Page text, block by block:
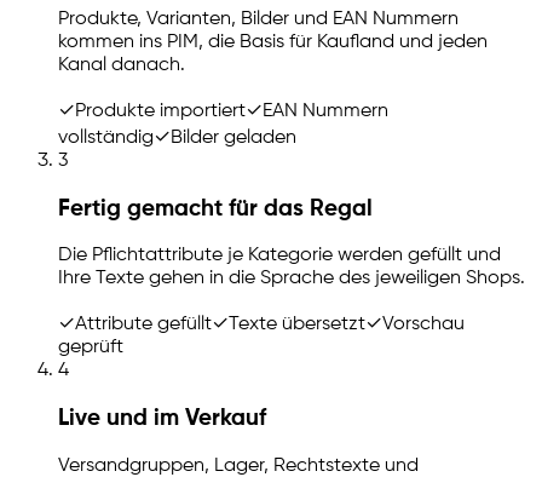
Produkte, Varianten, Bilder und EAN Nummern
kommen ins PIM, die Basis für Kaufland und jeden
Kanal danach.
✓Produkte importiert✓EAN Nummern
vollständig✓Bilder geladen
3
Fertig gemacht für das Regal
Die Pflichtattribute je Kategorie werden gefüllt und
Ihre Texte gehen in die Sprache des jeweiligen Shops.
✓Attribute gefüllt✓ Texte übersetzt✓Vorschau
geprüft
4
Live und im Verkauf
Versandgruppen, Lager, Rechtstexte und